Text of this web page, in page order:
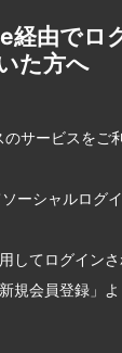
経由でロ
た方へ
サービスをご
ーシャルログ
してログイン
規会員登録」